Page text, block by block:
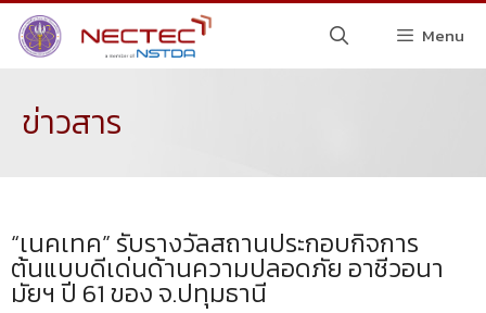
Menu
ข่าวสาร
“เนคเทค” รับรางวัลสถานประกอบกิจการ
ต้นแบบดีเด่นด้านความปลอดภัย อาชีวอนา
มัยฯ ปี 61 ของ จ.ปทุมธานี